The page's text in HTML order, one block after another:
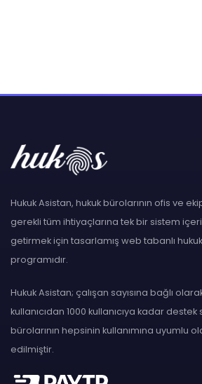
Hukuk Asistan, hukuk bürolarının ofis ve
gerekli tüm ihtiyaçlarına tek bir sistem
getirmek için tasarlamış web tabanlı
programıdır.
Hukuk Asistan; çalışan sayısına bağlı
kullanıcıdan 1000 kullanıcıya kadar destek
bürolarının hepsinin kullanımına uyumlu
edilmiştir.